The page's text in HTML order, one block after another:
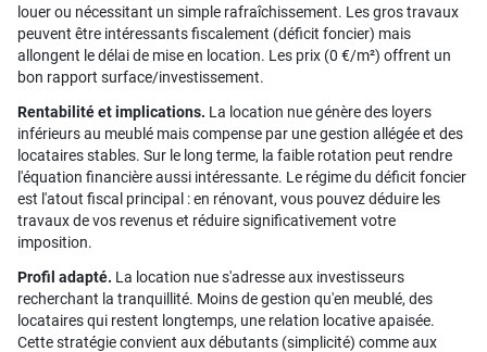
louer ou nécessitant un simple rafraîchissement. Les gros travaux
peuvent être intéressants fiscalement (déficit foncier) mais
allongent le délai de mise en location. Les prix (0 €/m²) offrent un
bon rapport surface/investissement.
Rentabilité et implications. La location nue génère des loyers
inférieurs au meublé mais compense par une gestion allégée et des
locataires stables. Sur le long terme, la faible rotation peut rendre
l'équation financière aussi intéressante. Le régime du déficit foncier
est l'atout fiscal principal : en rénovant, vous pouvez déduire les
travaux de vos revenus et réduire significativement votre
imposition.
Profil adapté. La location nue s'adresse aux investisseurs
recherchant la tranquillité. Moins de gestion qu'en meublé, des
locataires qui restent longtemps, une relation locative apaisée.
Cette stratégie convient aux débutants (simplicité) comme aux